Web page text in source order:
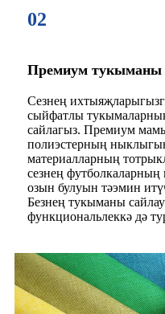
02
Премиум тукыманы
Сезнең
сыйфатлы
сайлагыз. Премиум
полиэстерның
материалларның
сезнең
озын булуын тәэмин
Безнең тукыманы
функциональлеккә дә